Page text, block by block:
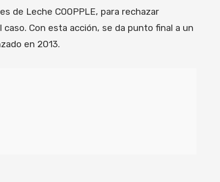
de Leche COOPPLE, para rechazar
Con esta acción, se da punto final a un
en 2013.